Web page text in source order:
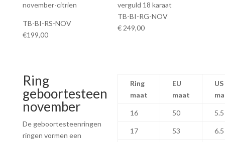
november-citrien
TB-BI-RS-NOV
€199,00
verguld 18 karaat
TB-BI-RG-NOV
€ 249,00
Ring
geboortesteen
november
De geboortesteenringen
ringen vormen een
Ring
maat
EU
maat
US
16 50 5.5
17 53 6.5